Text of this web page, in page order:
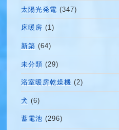
太陽光発電 (347)
床暖房 (1)
新築 (64)
未分類 (29)
浴室暖房乾燥機 (2)
犬 (6)
蓄電池 (296)